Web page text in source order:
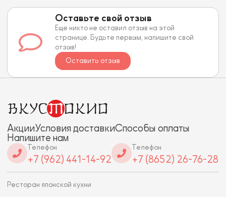
Оставьте свой отзыв
Еще никто не оставил отзыв на этой
странице. Будьте первым, напишите свой
отзыв!
Оставить отзыв
АкцииУсловия доставкиСпособы оплаты
Напишите нам
Телефон
+7 (962) 441-14-92
Телефон
+7 (8652) 26-76-28
Ресторан японской кухни